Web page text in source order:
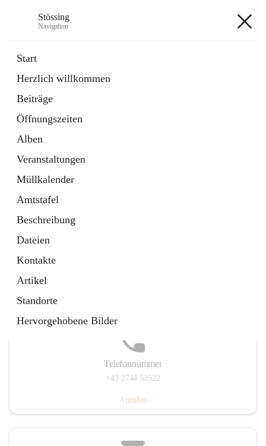
Stössing
Navigation
Start
Herzlich willkommen
Beiträge
Öffnungszeiten
Alben
Veranstaltungen
Müllkalender
Amtstafel
Beschreibung
Dateien
Kontakte
Artikel
Standorte
Hervorgehobene Bilder
Datei
in
Tab
Kindergarten
öffnet
in
neuem
Tab
Telefonnummer
+43 2744 53522
Anrufen